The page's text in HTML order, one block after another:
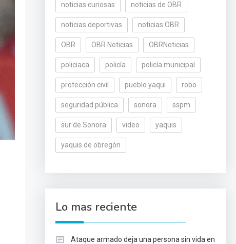
noticias curiosas noticias de OBR
noticias deportivas noticias OBR
OBR OBR Noticias OBRNoticias
policiaca policía policía municipal
protección civil pueblo yaqui robo
seguridad pública sonora sspm
sur de Sonora video yaquis
yaquis de obregón
Lo mas reciente
Ataque armado deja una persona sin vida en